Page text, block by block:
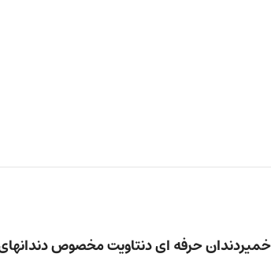
خمیردندان حرفه ای دنتاویت مخصوص